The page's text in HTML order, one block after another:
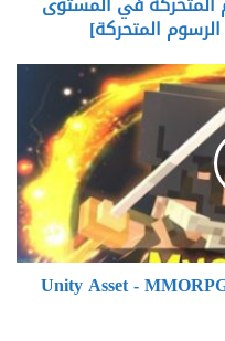
المتحركة]
Unity Asset -